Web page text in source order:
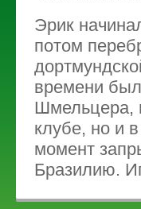
Эрик
потом
времени
Шмельцера,
клубе, но и
момент
Бразилию.